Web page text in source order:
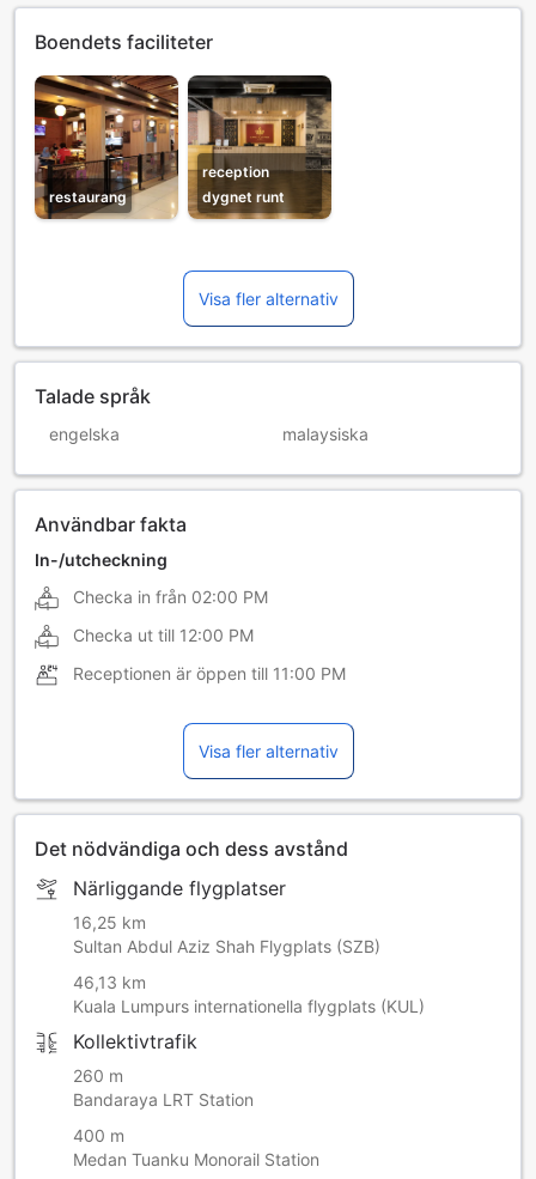
Boendets faciliteter
restaurang
reception
dygnet runt
Visa fler alternativ
Talade språk
engelska malaysiska
Användbar fakta
In-/utcheckning
Checka in från 02:00 PM
Checka ut till 12:00 PM
Receptionen är öppen till 11:00 PM
Visa fler alternativ
Det nödvändiga och dess avstånd
Närliggande flygplatser
16,25 km
Sultan Abdul Aziz Shah Flygplats (SZB)
46,13 km
Kuala Lumpurs internationella flygplats (KUL)
Kollektivtrafik
260 m
Bandaraya LRT Station
400 m
Medan Tuanku Monorail Station